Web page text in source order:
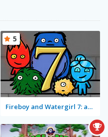
Fireboy and Watergirl 7: and Friends
5